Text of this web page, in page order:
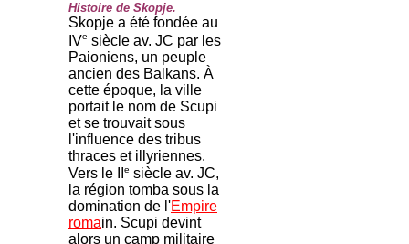
Histoire de Skopje.
Skopje a été fondée au
IVe siècle av. JC par les
Paioniens, un peuple
ancien des Balkans. À
cette époque, la ville
portait le nom de Scupi
et se trouvait sous
l'influence des tribus
thraces et illyriennes.
Vers le II
e siècle av. JC,
la région tomba sous la
domination de l'Empire
romain. Scupi devint
alors un camp militaire